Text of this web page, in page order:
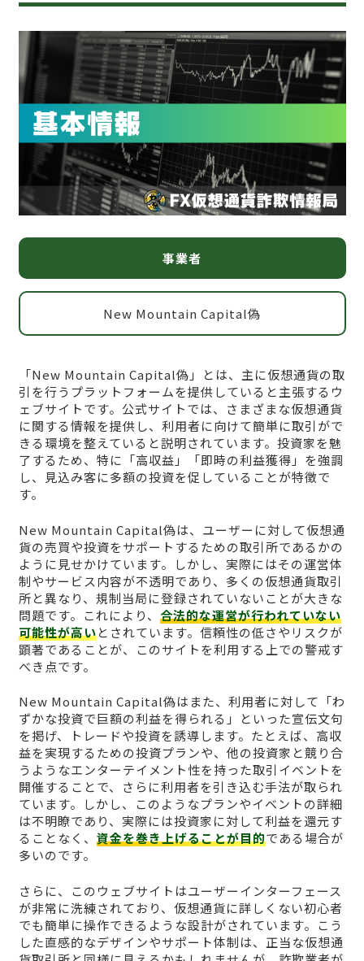
事業者
New Mountain Capital偽
「New Mountain Capital偽」とは、主に仮想通貨の取
引を行うプラットフォームを提供していると主張するウ
ェブサイトです。公式サイトでは、さまざまな仮想通貨
に関する情報を提供し、利用者に向けて簡単に取引がで
きる環境を整えていると説明されています。投資家を魅
了するため、特に「高収益」「即時の利益獲得」を強調
し、見込み客に多額の投資を促していることが特徴で
す。
New Mountain Capital偽は、ユーザーに対して仮想通
貨の売買や投資をサポートするための取引所であるかの
ように見せかけています。しかし、実際にはその運営体
制やサービス内容が不透明であり、多くの仮想通貨取引
所と異なり、規制当局に登録されていないことが大きな
問題です。これにより、 合法的な運営が行われていない
可能性が高いとされています。信頼性の低さやリスクが
顕著であることが、このサイトを利用する上での警戒す
べき点です。
New Mountain Capital偽はまた、利用者に対して「わ
ずかな投資で巨額の利益を得られる」といった宣伝文句
を掲げ、トレードや投資を誘導します。たとえば、高収
益を実現するための投資プランや、他の投資家と競り合
うようなエンターテイメント性を持った取引イベントを
開催することで、さらに利用者を引き込む手法が取られ
ています。しかし、このようなプランやイベントの詳細
は不明瞭であり、実際には投資家に対して利益を還元す
ることなく、 資金を巻き上げることが目的である場合が
多いのです。
さらに、このウェブサイトはユーザーインターフェース
が非常に洗練されており、仮想通貨に詳しくない初心者
でも簡単に操作できるような設計がされています。こう
した直感的なデザインやサポート体制は、正当な仮想通